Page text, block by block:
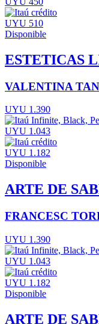
UYU 510
Disponible
ESTETICAS
VALENTINA
UYU 1.390
UYU 1.043
UYU 1.182
Disponible
ARTE DE
FRANCESC
UYU 1.390
UYU 1.043
UYU 1.182
Disponible
ARTE DE